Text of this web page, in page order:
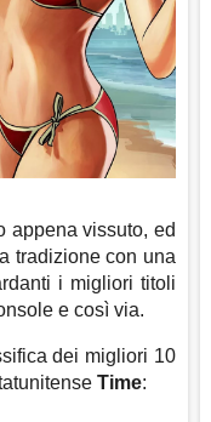
appena vissuto, ed
tradizione con una
i migliori titoli
e così via.
dei migliori 10
Time: